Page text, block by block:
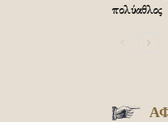
πολύαθλος